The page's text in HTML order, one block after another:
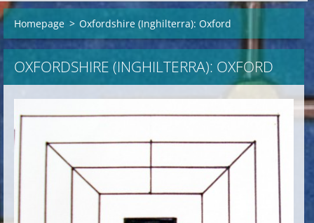
Homepage > Oxfordshire (Inghilterra): Oxford
OXFORDSHIRE (INGHILTERRA): OXFORD